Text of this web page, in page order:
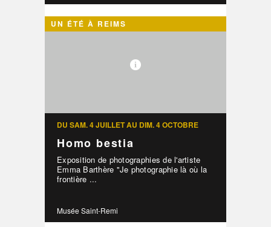
UN ÉTÉ À REIMS
DU SAM. 4 JUILLET AU DIM. 4 OCTOBRE
Homo bestia
Exposition de photographies de l'artiste
Emma Barthère "Je photographie là où la
frontière ...
Musée Saint-Remi